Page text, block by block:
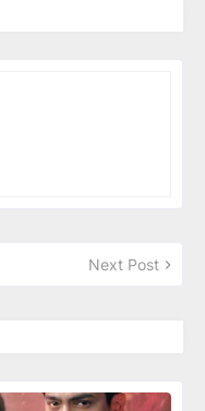
Next Post